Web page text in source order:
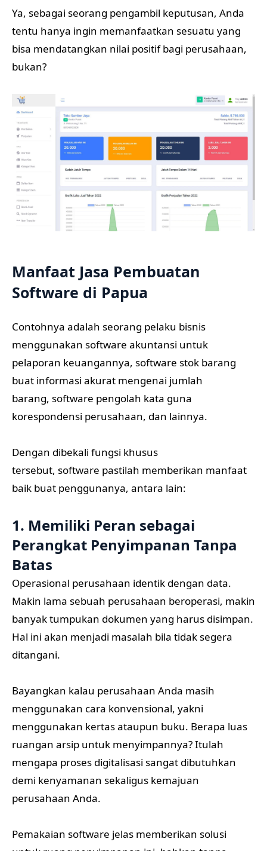
Ya, sebagai seorang pengambil keputusan, Anda
tentu hanya ingin memanfaatkan sesuatu yang
bisa mendatangkan nilai positif bagi perusahaan,
bukan?
Manfaat Jasa Pembuatan
Software di Papua
Contohnya adalah seorang pelaku bisnis
menggunakan software akuntansi untuk
pelaporan keuangannya, software stok barang
buat informasi akurat mengenai jumlah
barang, software pengolah kata guna
korespondensi perusahaan, dan lainnya.
Dengan dibekali fungsi khusus
tersebut, software pastilah memberikan manfaat
baik buat penggunanya, antara lain:
1. Memiliki Peran sebagai
Perangkat Penyimpanan Tanpa
Batas
Operasional perusahaan identik dengan data.
Makin lama sebuah perusahaan beroperasi, makin
banyak tumpukan dokumen yang harus disimpan.
Hal ini akan menjadi masalah bila tidak segera
ditangani.
Bayangkan kalau perusahaan Anda masih
menggunakan cara konvensional, yakni
menggunakan kertas ataupun buku. Berapa luas
ruangan arsip untuk menyimpannya? Itulah
mengapa proses digitalisasi sangat dibutuhkan
demi kenyamanan sekaligus kemajuan
perusahaan Anda.
Pemakaian software jelas memberikan solusi